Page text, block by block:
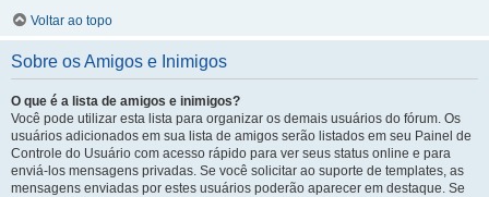
Voltar ao topo
Sobre os Amigos e Inimigos
O que é a lista de amigos e inimigos?
Você pode utilizar esta lista para organizar os demais usuários do fórum. Os
usuários adicionados em sua lista de amigos serão listados em seu Painel de
Controle do Usuário com acesso rápido para ver seus status online e para
enviá-los mensagens privadas. Se você solicitar ao suporte de templates, as
mensagens enviadas por estes usuários poderão aparecer em destaque. Se